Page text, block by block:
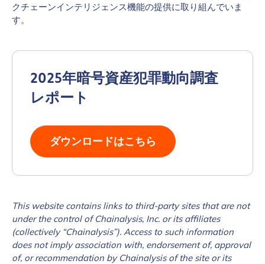
クチェーンインテリジェンス機能の提供に取り組んでいま
す。
2025年暗号資産犯罪動向調査
レポート
ダウンロードはこちら
This website contains links to third-party sites that are not
under the control of Chainalysis, Inc. or its affiliates
(collectively “Chainalysis”). Access to such information
does not imply association with, endorsement of, approval
of, or recommendation by Chainalysis of the site or its